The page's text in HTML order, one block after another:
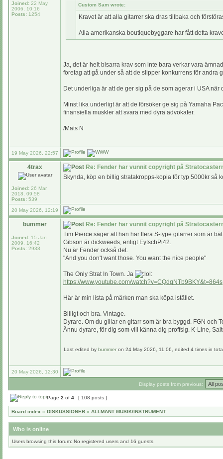
Joined: 22 May
2006, 10:16
Posts: 1254
Custom Sam wrote:
Kravet är att alla gitarrer ska dras tillbaka och
Alla amerikanska boutiquebyggare har fått detta
Ja, det är helt bisarra krav som inte bara verkar vara
företag att gå under så att de slipper konkurrens för andra
Det underliga är att de ger sig på de som agerar i USA
Minst lika underligt är att de försöker ge sig på Yamaha
finansiella muskler att svara med dyra advokater.
/Mats N
19 May 2026, 22:57
4trax
Joined: 26 Mar
2018, 09:58
Posts: 539
Re: Fender har vunnit copyright på
Skynda, köp en billig stratakropps-kopia för typ 5000kr så
20 May 2026, 12:19
bummer
Joined: 15 Jan
2009, 16:42
Posts: 2938
Re: Fender har vunnit copyright på
Tim Pierce säger att han har flera S-type gitarrer som är
Gibson är dickweeds, enligt EytschPi42.
Nu är Fender också det.
"And you don't want those. You want the nice people"
The Only Strat In Town. Ja
https://www.youtube.com/watch?v=CQdqNTb9BKY&t=864s
Här är min lista på märken man ska köpa istället.
Billigt och bra. Vintage.
Dyrare. Om du gillar en gitarr som är bra byggd. FGN och
Ännu dyrare, för dig som vill känna dig proffsig. K-Line,
Last edited by bummer on 24 May 2026, 11:06, edited 4 times in
20 May 2026, 12:30
Display posts from previous:
Page 2 of 4 [ 108 posts ]
Board index » DISKUSSIONER » ALLMÄNT MUSIK/INSTRUMENT
Who is online
Users browsing this forum: No registered users and 16 guests